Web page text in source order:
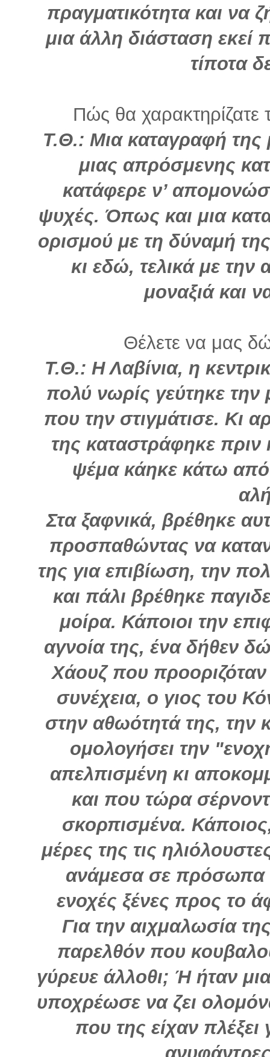
πραγματικότητα και να
μια άλλη διάσταση εκεί
τίποτα
Πώς θα χαρακτηρίζατε
Τ.Θ.: Μια καταγραφή της
μιας απρόσμενης
κατάφερε ν’
ψυχές. Όπως και μια
ορισμού με τη δύναμή
κι εδώ, τελικά με την
μοναξιά και
Θέλετε να μας
Τ.Θ.: Η Λαβίνια, η
πολύ νωρίς γεύτηκε την
που την στιγμάτισε. Κι
της καταστράφηκε πριν
ψέμα κάηκε κάτω
Στα ξαφνικά, βρέθηκε
προσπαθώντας να
της για επιβίωση, την
και πάλι βρέθηκε
μοίρα. Κάποιοι την
αγνοία της, ένα δήθεν
Χάουζ που προοριζόταν
συνέχεια, ο γιος του
στην αθωότητά της, την
ομολογήσει την
απελπισμένη κι
και που τώρα
σκορπισμένα.
μέρες της τις
ανάμεσα σε πρόσωπα
ενοχές ξένες προς το
Για την αιχμαλωσία
παρελθόν που
γύρευε άλλοθι; Ή ήταν
υποχρέωσε να ζει
που της είχαν